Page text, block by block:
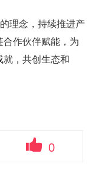
理念，持续推进产
合作伙伴赋能，为
就，共创生态和
0